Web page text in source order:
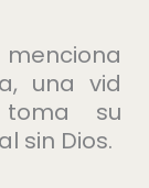
una vid
su
sin Dios.